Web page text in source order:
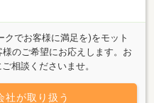
でお客様に満足を)をモット
のご希望にお応えします。お
相談くださいませ。
社が取り扱う